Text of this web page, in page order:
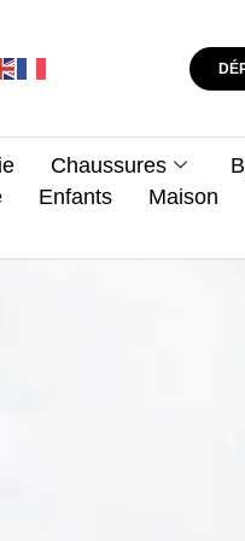
Chaussures
Enfants Maison